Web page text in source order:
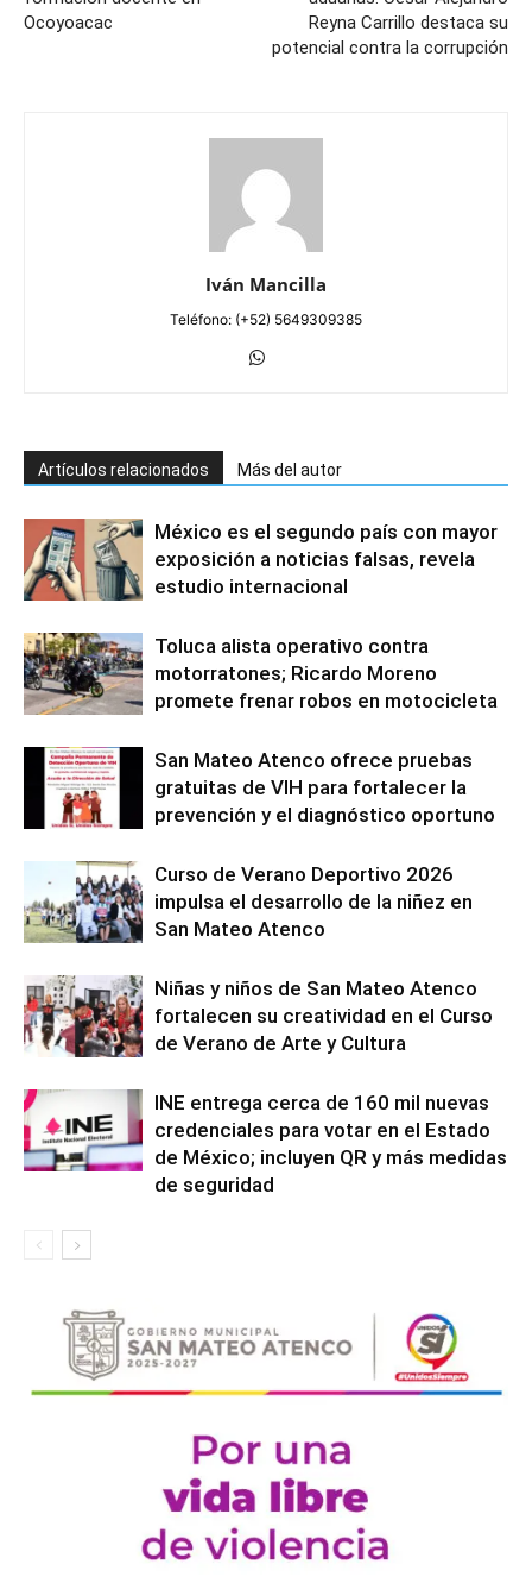
Ocoyoacac
Reyna Carrillo destaca su
potencial contra la corrupción
Iván Mancilla
Teléfono: (+52) 5649309385
Artículos relacionados Más del autor
México es el segundo país con mayor
exposición a noticias falsas, revela
estudio internacional
Toluca alista operativo contra
motorratones; Ricardo Moreno
promete frenar robos en motocicleta
San Mateo Atenco ofrece pruebas
gratuitas de VIH para fortalecer la
prevención y el diagnóstico oportuno
Curso de Verano Deportivo 2026
impulsa el desarrollo de la niñez en
San Mateo Atenco
Niñas y niños de San Mateo Atenco
fortalecen su creatividad en el Curso
de Verano de Arte y Cultura
INE entrega cerca de 160 mil nuevas
credenciales para votar en el Estado
de México; incluyen QR y más medidas
de seguridad